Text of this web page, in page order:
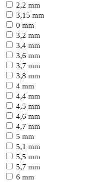
2,2 mm
3,15 mm
0 mm
3,2 mm
3,4 mm
3,6 mm
3,7 mm
3,8 mm
4 mm
4,4 mm
4,5 mm
4,6 mm
4,7 mm
5 mm
5,1 mm
5,5 mm
5,7 mm
6 mm